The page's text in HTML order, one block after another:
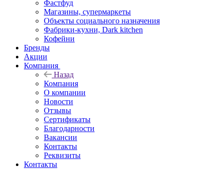
Фастфуд
Магазины, супермаркеты
Объекты социального назначения
Фабрики-кухни, Dark kitchen
Кофейни
Бренды
Акции
Компания
Назад
Компания
О компании
Новости
Отзывы
Сертификаты
Благодарности
Вакансии
Контакты
Реквизиты
Контакты